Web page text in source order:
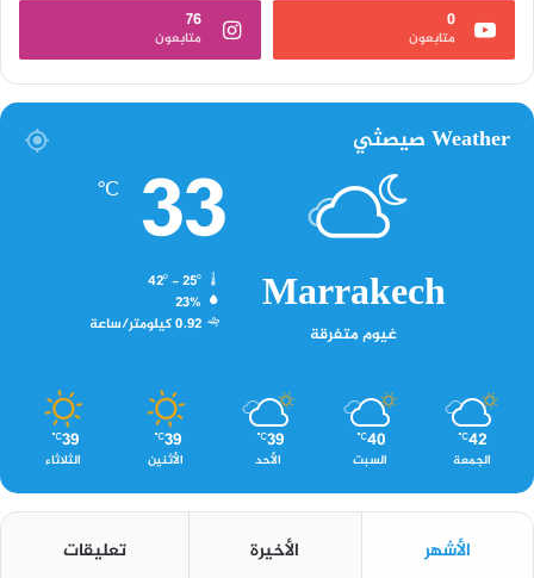
0
متابعون
76
متابعون
Weather صيصثي
Marrakech
غيوم متفرقة
33
℃
42º - 25º
23%
0.92 كيلومتر/ساعة
42
℃
الجمعة
40
℃
السبت
39
℃
الأحد
39
℃
الأثنين
39
℃
الثلاثاء
الأشهر الأخيرة تعليقات